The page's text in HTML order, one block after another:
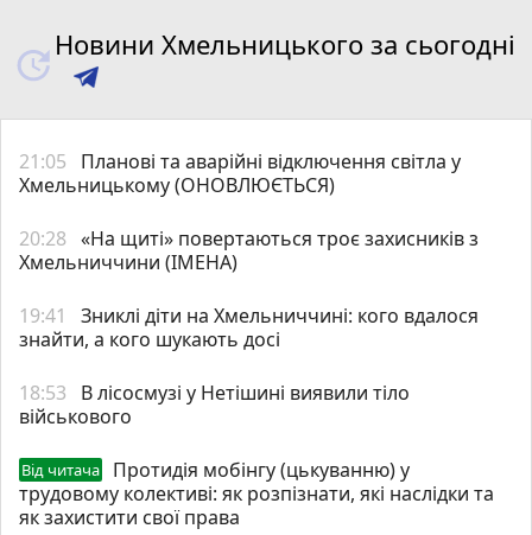
Новини Хмельницького за сьогодні
21:05
Планові та аварійні відключення світла у
Хмельницькому (ОНОВЛЮЄТЬСЯ)
20:28 «На щиті» повертаються троє захисників з
Хмельниччини (ІМЕНА)
19:41
Зниклі діти на Хмельниччині: кого вдалося
знайти, а кого шукають досі
18:53
В лісосмузі у Нетішині виявили тіло
військового
Від читача
Протидія мобінгу (цькуванню) у
трудовому колективі: як розпізнати, які наслідки та
як захистити свої права